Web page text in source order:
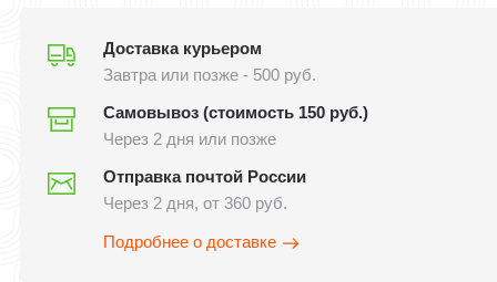
Доставка курьером
Завтра или позже - 500 руб.
Самовывоз (стоимость 150 руб.)
Через 2 дня или позже
Отправка почтой России
Через 2 дня, от 360 руб.
Подробнее о доставке